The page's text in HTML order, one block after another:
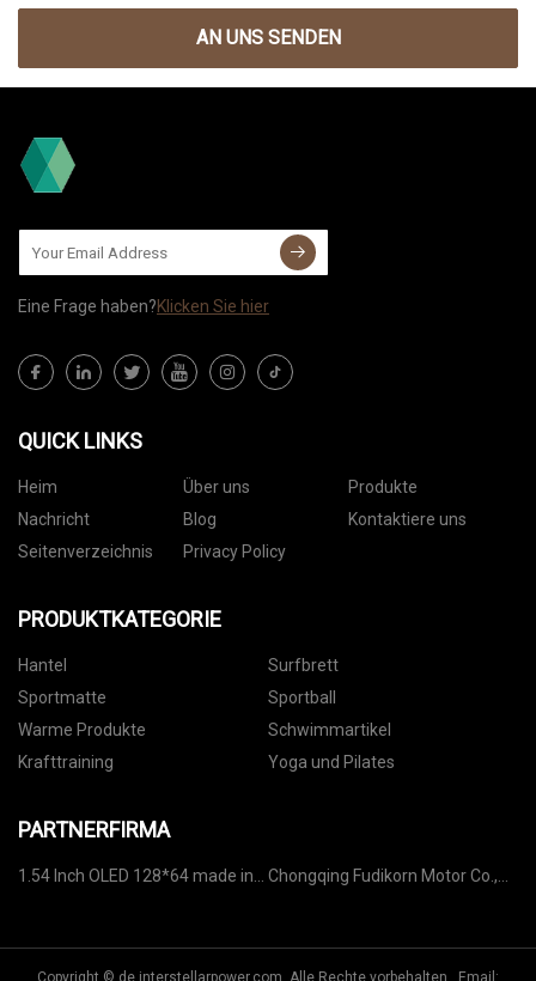
AN UNS SENDEN
Eine Frage haben?Klicken Sie hier
QUICK LINKS
Heim Über uns
Produkte
Nachricht
Blog
Kontaktiere uns
Seitenverzeichnis
Privacy Policy
PRODUKTKATEGORIE
Hantel
Surfbrett
Sportmatte
Sportball
Warme Produkte
Schwimmartikel
Krafttraining
Yoga und Pilates
PARTNERFIRMA
1.54 Inch OLED 128*64 made in
Chongqing Fudikorn Motor Co.,